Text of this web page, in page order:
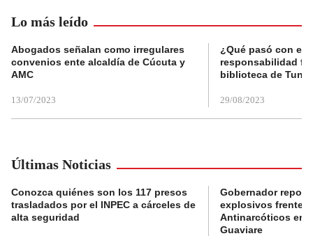
Lo más leído
Abogados señalan como irregulares
convenios ente alcaldía de Cúcuta y
AMC
13/07/2023
¿Qué pasó con el
responsabilidad
biblioteca de
29/08/2023
Últimas Noticias
Conozca quiénes son los 117 presos
trasladados por el INPEC a cárceles de
alta seguridad
Gobernador
explosivos frente a
Antinarcóticos en
Guaviare